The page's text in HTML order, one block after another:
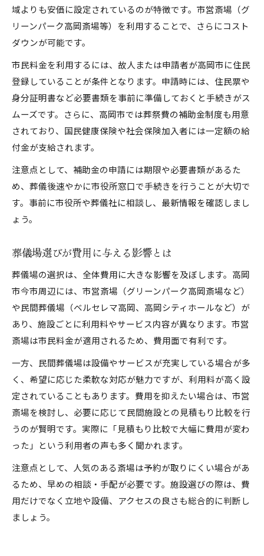
域よりも安価に設定されているのが特徴です。市営斎場（グ
リーンパーク高岡斎場等）を利用することで、さらにコスト
ダウンが可能です。
市民料金を利用するには、故人または申請者が高岡市に住民
登録していることが条件となります。申請時には、住民票や
身分証明書など必要書類を事前に準備しておくと手続きがス
ムーズです。さらに、高岡市では葬祭費の補助金制度も用意
されており、国民健康保険や社会保険加入者には一定額の給
付金が支給されます。
注意点として、補助金の申請には期限や必要書類があるた
め、葬儀後速やかに市役所窓口で手続きを行うことが大切で
す。事前に市役所や葬儀社に相談し、最新情報を確認しまし
ょう。
葬儀場選びが費用に与える影響とは
葬儀場の選択は、全体費用に大きな影響を及ぼします。高岡
市今市周辺には、市営斎場（グリーンパーク高岡斎場など）
や民間葬儀場（ベルセレマ高岡、高岡シティホールなど）が
あり、施設ごとに利用料やサービス内容が異なります。市営
斎場は市民料金が適用されるため、費用面で有利です。
一方、民間葬儀場は設備やサービスが充実している場合が多
く、希望に応じた柔軟な対応が魅力ですが、利用料が高く設
定されていることもあります。費用を抑えたい場合は、市営
斎場を検討し、必要に応じて民間施設との見積もり比較を行
うのが賢明です。実際に「見積もり比較で大幅に費用が変わ
った」という利用者の声も多く聞かれます。
注意点として、人気のある斎場は予約が取りにくい場合があ
るため、早めの相談・手配が必要です。施設選びの際は、費
用だけでなく立地や設備、アクセスの良さも総合的に判断し
ましょう。